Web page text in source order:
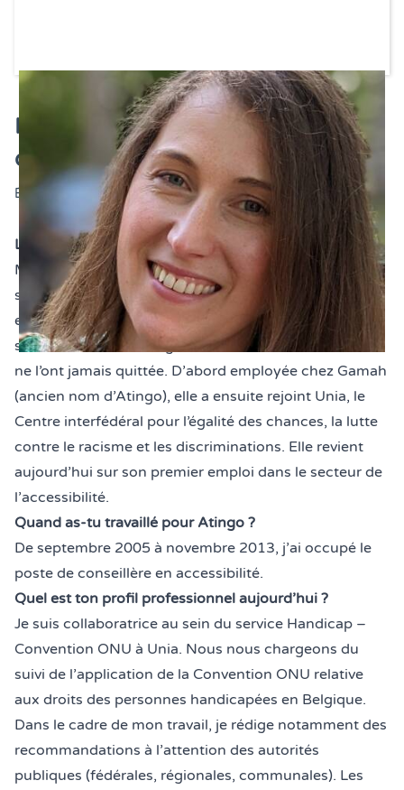
Ils ont contribué à la mission
d'Atingo
Écrit le 18 août 2022
L’interview de Marie-Ange Vandecandelaere
Marie-Ange Vandecandelaere a commencé à
s’intéresser à l’accessibilité lorsqu’elle était étudiante
en sociologie. Depuis près de 20 ans, son intérêt et
son envie de faire bouger les choses dans ce domaine
ne l’ont jamais quittée. D’abord employée chez Gamah
(ancien nom d’Atingo), elle a ensuite rejoint Unia, le
Centre interfédéral pour l’égalité des chances, la lutte
contre le racisme et les discriminations. Elle revient
aujourd’hui sur son premier emploi dans le secteur de
l’accessibilité.
Quand as-tu travaillé pour Atingo ?
De septembre 2005 à novembre 2013, j’ai occupé le
poste de conseillère en accessibilité.
Quel est ton profil professionnel aujourd’hui ?
Je suis collaboratrice au sein du service Handicap –
Convention ONU à Unia. Nous nous chargeons du
suivi de l’application de la Convention ONU relative
aux droits des personnes handicapées en Belgique.
Dans le cadre de mon travail, je rédige notamment des
recommandations à l’attention des autorités
publiques (fédérales, régionales, communales). Les